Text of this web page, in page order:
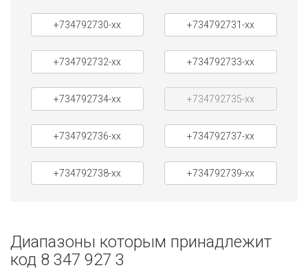
+734792730-xx +734792731-xx
+734792732-xx +734792733-xx
+734792734-xx +734792735-xx
+734792736-xx +734792737-xx
+734792738-xx +734792739-xx
Диапазоны которым принадлежит
код 8 347 927 3